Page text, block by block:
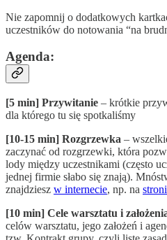
Nie zapomnij o dodatkowych
uczestników do notowania “na
Agenda:
[5 min] Przywitanie – krótkie
dla którego tu się spotkaliśmy
[10-15 min] Rozgrzewka –
zaczynać od rozgrzewki, która
lody między uczestnikami (często
jednej firmie słabo się znają).
znajdziesz w internecie, np. na
[10 min] Cele warsztatu i
celów warsztatu, jego założeń i